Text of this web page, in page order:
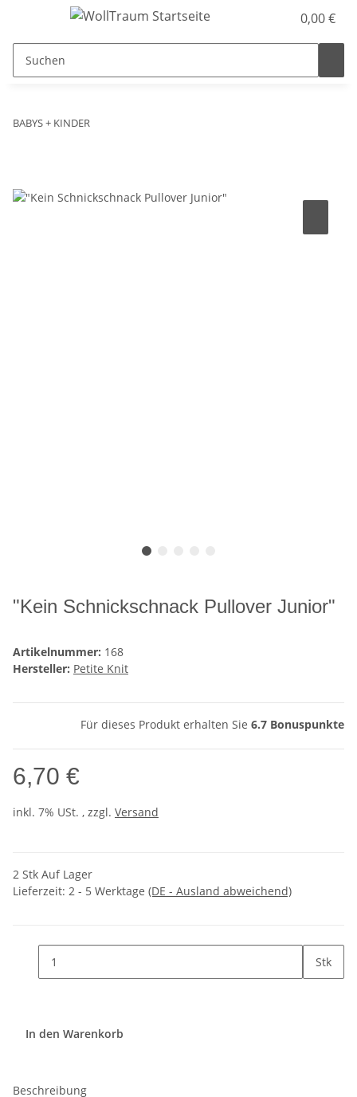
0,00 €
BABYS + KINDER
"Kein Schnickschnack Pullover Junior"
Artikelnummer: 168
Hersteller: Petite Knit
Für dieses Produkt erhalten Sie 6.7 Bonuspunkte
6,70 €
inkl. 7% USt. , zzgl. Versand
2 Stk Auf Lager
Lieferzeit: 2 - 5 Werktage (DE - Ausland abweichend)
Stk
In den Warenkorb
Beschreibung